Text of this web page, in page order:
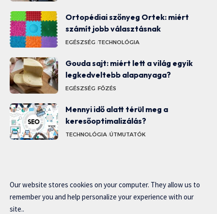
Ortopédiai szőnyeg Ortek: miért
számít jobb választásnak
EGÉSZSÉG TECHNOLÓGIA
Gouda sajt: miért lett a világ egyik
legkedveltebb alapanyaga?
EGÉSZSÉG FŐZÉS
Mennyi idő alatt térül meg a
keresőoptimalizálás?
TECHNOLÓGIA ÚTMUTATÓK
Our website stores cookies on your computer. They allow us to
remember you and help personalize your experience with our
site..